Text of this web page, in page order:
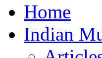
Home
Indian